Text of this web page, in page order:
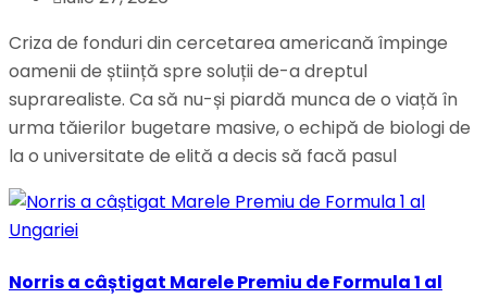
Criza de fonduri din cercetarea americană împinge
oamenii de știință spre soluții de-a dreptul
suprarealiste. Ca să nu-și piardă munca de o viață în
urma tăierilor bugetare masive, o echipă de biologi de
la o universitate de elită a decis să facă pasul
Norris a câștigat Marele Premiu de Formula 1 al